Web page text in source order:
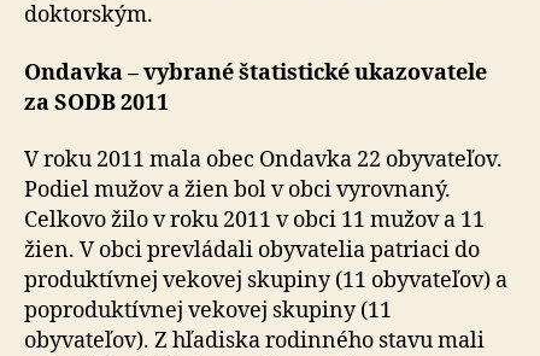
doktorským.
Ondavka – vybrané štatistické ukazovatele
za SODB 2011
V roku 2011 mala obec Ondavka 22 obyvateľov.
Podiel mužov a žien bol v obci vyrovnaný.
Celkovo žilo v roku 2011 v obci 11 mužov a 11
žien. V obci prevládali obyvatelia patriaci do
produktívnej vekovej skupiny (11 obyvateľov) a
poproduktívnej vekovej skupiny (11
obyvateľov). Z hľadiska rodinného stavu mali